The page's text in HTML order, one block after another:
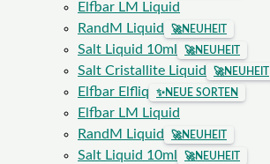
Elfbar LM Liquid
RandM Liquid
🚀NEUHEIT
Salt Liquid 10ml 🚀NEUHEIT
Salt Cristallite Liquid 🚀NEUHEIT
Elfbar Elfliq ✨NEUE SORTEN
Elfbar LM Liquid
RandM Liquid
🚀NEUHEIT
Salt Liquid 10ml 🚀NEUHEIT